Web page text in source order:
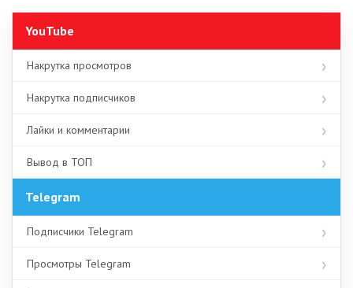
YouTube
Накрутка просмотров
Накрутка подписчиков
Лайки и комментарии
Вывод в ТОП
Telegram
Подписчики Telegram
Просмотры Telegram